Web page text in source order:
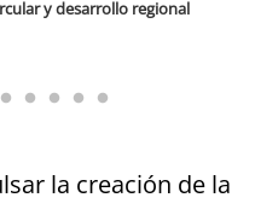
ética y sostenibilidad
la creación de la